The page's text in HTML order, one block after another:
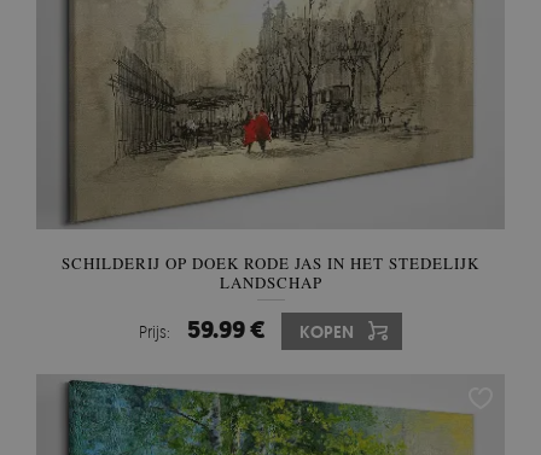
SCHILDERIJ OP DOEK RODE JAS IN HET STEDELIJK
LANDSCHAP
Prijs: 59.99 € KOPEN